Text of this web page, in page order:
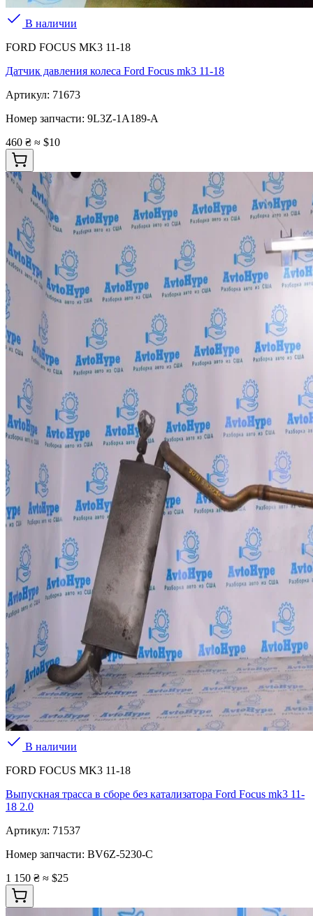
В наличии
FORD FOCUS MK3 11-18
Датчик давления колеса Ford Focus mk3 11-18
Артикул: 71673
Номер запчасти: 9L3Z-1A189-A
460 ₴ ≈ $10
В наличии
FORD FOCUS MK3 11-18
Выпускная трасса в сборе без катализатора Ford Focus mk3 11-
18 2.0
Артикул: 71537
Номер запчасти: BV6Z-5230-C
1 150 ₴ ≈ $25